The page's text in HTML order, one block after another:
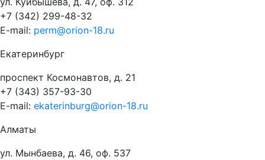
+7 (342) 299-48-32
E-mail: perm@orion-18.ru
Екатеринбург
проспект Космонавтов, д. 21
+7 (343) 357-93-30
E-mail: ekaterinburg@orion-18.ru
Алматы
ул. Мынбаева, д. 46, оф. 537